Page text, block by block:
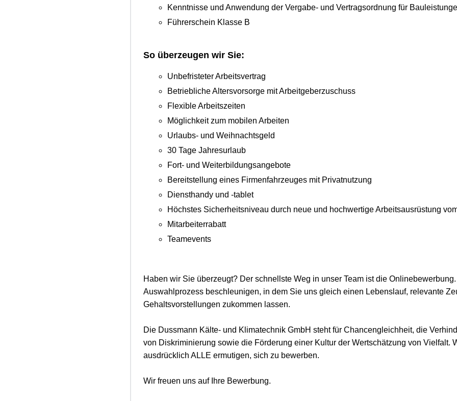
Kenntnisse und Anwendung der Vergabe- und Vertragsordnung für
Führerschein Klasse B
So überzeugen wir Sie:
Unbefristeter Arbeitsvertrag
Betriebliche Altersvorsorge mit Arbeitgeberzuschuss
Flexible Arbeitszeiten
Möglichkeit zum mobilen Arbeiten
Urlaubs- und Weihnachtsgeld
30 Tage Jahresurlaub
Fort- und Weiterbildungsangebote
Bereitstellung eines Firmenfahrzeuges mit Privatnutzung
Diensthandy und -tablet
Höchstes Sicherheitsniveau durch neue und hochwertige Arbeitsausrüstung
Mitarbeiterrabatt
Teamevents
Haben wir Sie überzeugt? Der schnellste Weg in unser Team ist die
Auswahlprozess beschleunigen, in dem Sie uns gleich einen Lebenslauf, relevante
Gehaltsvorstellungen zukommen lassen.
Die Dussmann Kälte- und Klimatechnik GmbH steht für Chancengleichheit, die
von Diskriminierung sowie die Förderung einer Kultur der Wertschätzung von Vielfalt.
ausdrücklich ALLE ermutigen, sich zu bewerben.
Wir freuen uns auf Ihre Bewerbung.